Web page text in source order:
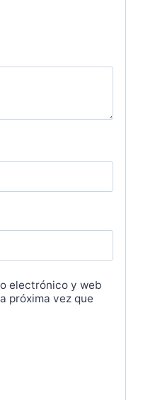
electrónico y web
próxima vez que